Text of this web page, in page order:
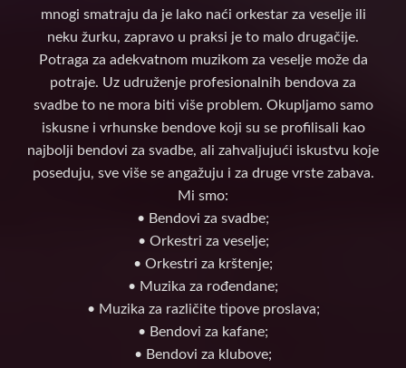
mnogi smatraju da je lako naći orkestar za veselje ili
neku žurku, zapravo u praksi je to malo drugačije.
Potraga za adekvatnom muzikom za veselje može da
potraje. Uz udruženje profesionalnih bendova za
svadbe to ne mora biti više problem. Okupljamo samo
iskusne i vrhunske bendove koji su se profilisali kao
najbolji bendovi za svadbe, ali zahvaljujući iskustvu koje
poseduju, sve više se angažuju i za druge vrste zabava.
Mi smo:
• Bendovi za svadbe;
• Orkestri za veselje;
• Orkestri za krštenje;
• Muzika za rođendane;
• Muzika za različite tipove proslava;
• Bendovi za kafane;
• Bendovi za klubove;